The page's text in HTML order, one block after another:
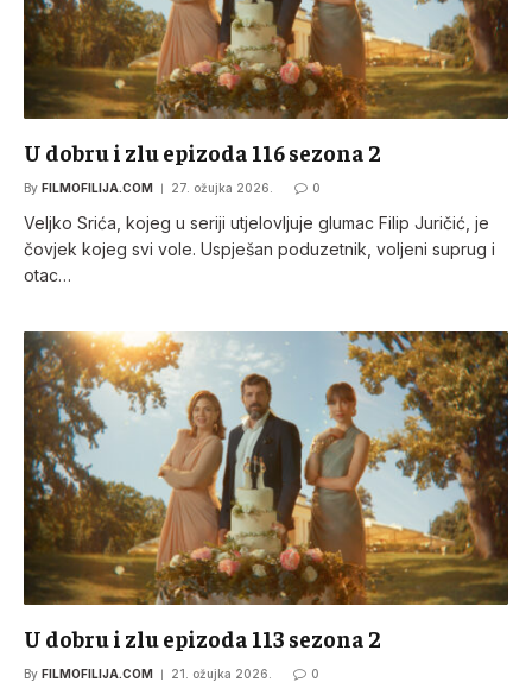
U dobru i zlu epizoda 116 sezona 2
By FILMOFILIJA.COM 27. ožujka 2026. 0
Veljko Srića, kojeg u seriji utjelovljuje glumac Filip Juričić, je
čovjek kojeg svi vole. Uspješan poduzetnik, voljeni suprug i
otac…
U dobru i zlu epizoda 113 sezona 2
By FILMOFILIJA.COM 21. ožujka 2026. 0